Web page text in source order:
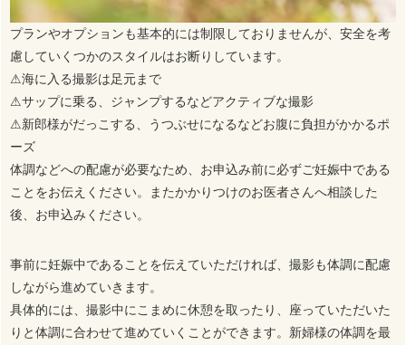
プランやオプションも基本的には制限しておりませんが、安全を考
慮していくつかのスタイルはお断りしています。
⚠海に入る撮影は足元まで
⚠サップに乗る、ジャンプするなどアクティブな撮影
⚠新郎様がだっこする、うつぶせになるなどお腹に負担がかかるポ
ーズ
体調などへの配慮が必要なため、お申込み前に必ずご妊娠中である
ことをお伝えください。またかかりつけのお医者さんへ相談した
後、お申込みください。
事前に妊娠中であることを伝えていただければ、撮影も体調に配慮
しながら進めていきます。
具体的には、撮影中にこまめに休憩を取ったり、座っていただいた
りと体調に合わせて進めていくことができます。新婦様の体調を最